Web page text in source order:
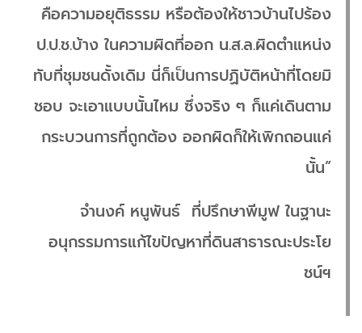
คือความอยุติธรรม หรือต้องให้ชาวบ้านไปร้อง
ป.ป.ช.บ้าง ในความผิดที่ออก น.ส.ล.ผิดตำแหน่ง
ทับที่ชุมชนดั้งเดิม นี่ก็เป็นการปฏิบัติหน้าที่โดยมิ
ชอบ จะเอาแบบนั้นไหม ซึ่งจริง ๆ ก็แค่เดินตาม
กระบวนการที่ถูกต้อง ออกผิดก็ให้เพิกถอนแค่
นั้น”
จำนงค์ หนูพันธ์ ที่ปรึกษาพีมูฟ ในฐานะ
อนุกรรมการแก้ไขปัญหาที่ดินสาธารณะประโย
ชน์ฯ